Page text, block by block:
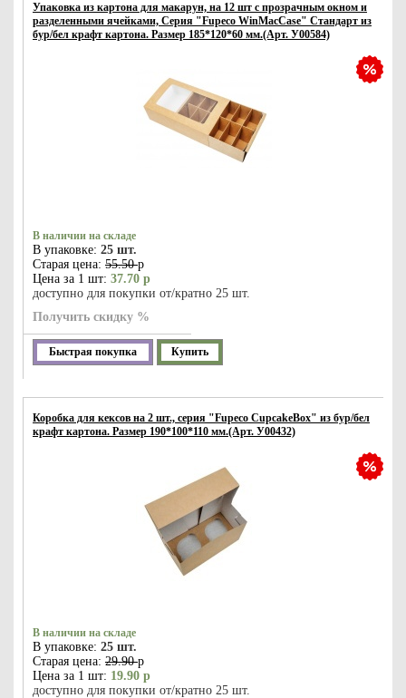
Упаковка из картона для макарун, на 12 шт с прозрачным окном и
разделенными ячейками, Серия "Fupeco WinMacCase" Стандарт из
бур/бел крафт картона. Размер 185*120*60 мм.(Арт. У00584)
В наличии на складе
В упаковке: 25 шт.
Старая цена: 55.50р
Цена за 1 шт: 37.70 р
доступно для покупки от/кратно 25 шт.
Получить скидку %
Быстрая покупка Купить
Коробка для кексов на 2 шт., серия "Fupeco CupcakeBox" из бур/бел
крафт картона. Размер 190*100*110 мм.(Арт. У00432)
В наличии на складе
В упаковке: 25 шт.
Старая цена: 29.90р
Цена за 1 шт: 19.90 р
доступно для покупки от/кратно 25 шт.